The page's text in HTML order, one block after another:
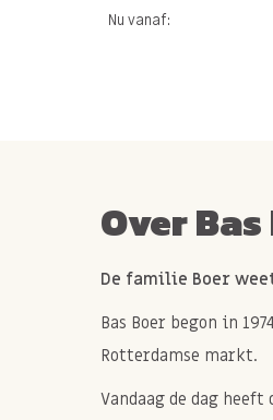
Nu vanaf:
Over
De familie Boer
Bas Boer begon in
Rotterdamse markt.
Vandaag de dag